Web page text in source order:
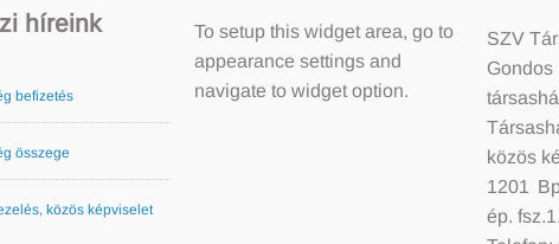
híreink
befizetés
összege
közös képviselet
To setup this widget area, go to
appearance settings and
navigate to widget option.
SZV
közös
1201
ép. fsz.1.